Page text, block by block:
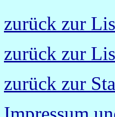
zurück zur
zurück zur
zurück zur